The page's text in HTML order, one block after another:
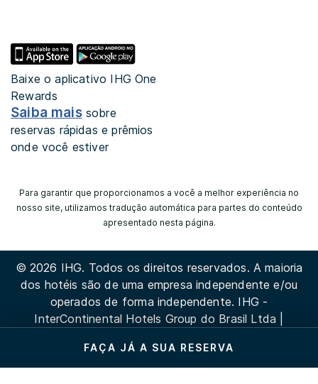
FAÇA JÁ A SUA RESERVA
Baixe o aplicativo IHG One
Rewards
Saiba maissobre
reservas rápidas e prêmios
onde você estiver
Para garantir que proporcionamos a você a melhor experiência no
nosso site, utilizamos tradução automática para partes do conteúdo
apresentado nesta página.
© 2026 IHG. Todos os direitos reservados. A maioria
dos hotéis são de uma empresa independente e/ou
operados de forma independente. IHG -
InterContinental Hotels Group do Brasil Ltda |